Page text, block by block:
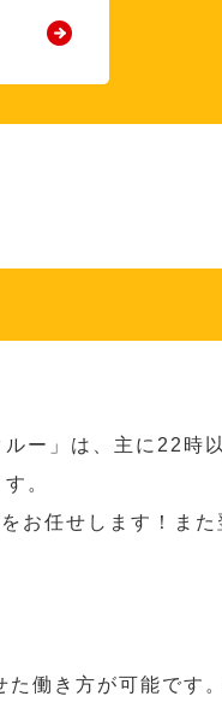
ー」は、主に22時
。
お任せします！また
働き方が可能です